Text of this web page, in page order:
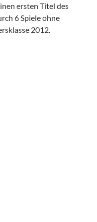
ersten Titel des
6 Spiele ohne
2012.